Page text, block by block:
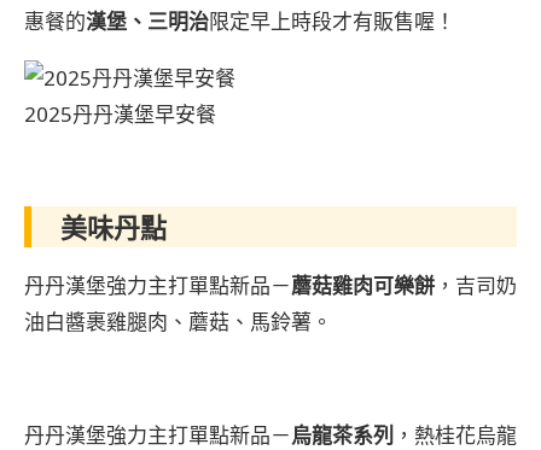
惠餐的漢堡、三明治限定早上時段才有販售喔！
2025丹丹漢堡早安餐
美味丹點
丹丹漢堡強力主打單點新品－蘑菇雞肉可樂餅 ，吉司奶
油白醬裹雞腿肉、蘑菇、馬鈴薯。
丹丹漢堡強力主打單點新品－烏龍茶系列 ，熱桂花烏龍